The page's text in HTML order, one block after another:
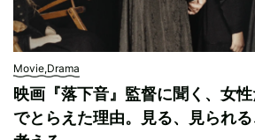
Movie,Drama
映画『落下音』監督に聞く、女
でとらえた理由。見る、見られ